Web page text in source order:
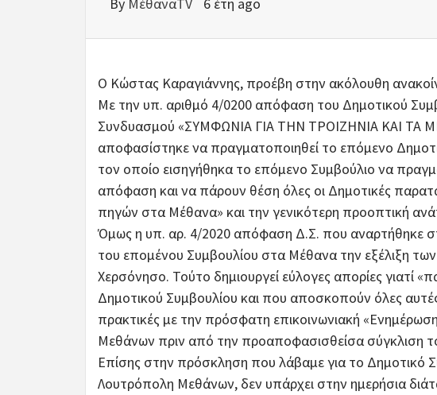
By ΜέθαναTV 6 έτη ago
Ο Κώστας Καραγιάννης, προέβη στην ακόλουθη
Με την υπ. αριθμό 4/0200 απόφαση του Δημοτικού
Συνδυασμού «ΣΥΜΦΩΝΙΑ ΓΙΑ ΤΗΝ ΤΡΟΙΖΗΝΙΑ ΚΑΙ ΤΑ
αποφασίστηκε να πραγματοποιηθεί το επόμενο
τον οποίο εισηγήθηκα το επόμενο Συμβούλιο να
απόφαση και να πάρουν θέση όλες οι Δημοτικές
πηγών στα Μέθανα» και την γενικότερη προοπτική
Όμως η υπ. αρ. 4/2020 απόφαση Δ.Σ. που αναρτήθηκε
του επομένου Συμβουλίου στα Μέθανα την εξέλιξη
Χερσόνησο. Τούτο δημιουργεί εύλογες απορίες γιατί
Δημοτικού Συμβουλίου και που αποσκοπούν όλες
πρακτικές με την πρόσφατη επικοινωνιακή
Μεθάνων πριν από την προαποφασισθείσα σύγκλιση
Επίσης στην πρόσκληση που λάβαμε για το Δημοτικό
Λουτρόπολη Μεθάνων, δεν υπάρχει στην ημερήσια